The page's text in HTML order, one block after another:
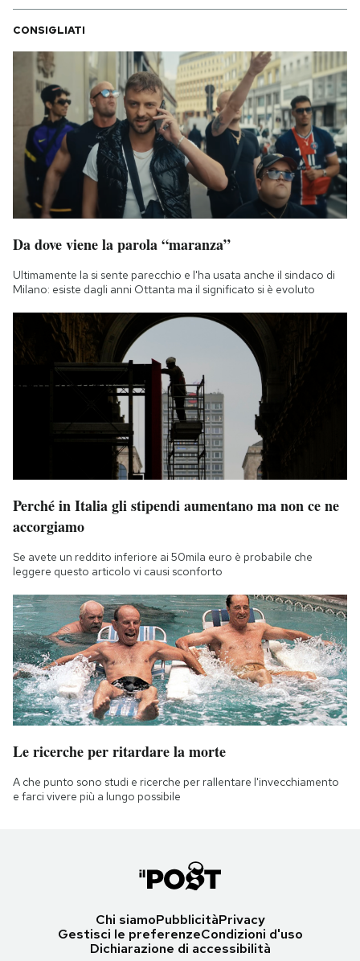
CONSIGLIATI
Da dove viene la parola “maranza”
Ultimamente la si sente parecchio e l'ha usata anche il sindaco di
Milano: esiste dagli anni Ottanta ma il significato si è evoluto
Perché in Italia gli stipendi aumentano ma non ce ne
accorgiamo
Se avete un reddito inferiore ai 50mila euro è probabile che
leggere questo articolo vi causi sconforto
Le ricerche per ritardare la morte
A che punto sono studi e ricerche per rallentare l'invecchiamento
e farci vivere più a lungo possibile
Chi siamoPubblicitàPrivacy
Gestisci le preferenzeCondizioni d'uso
Dichiarazione di accessibilità